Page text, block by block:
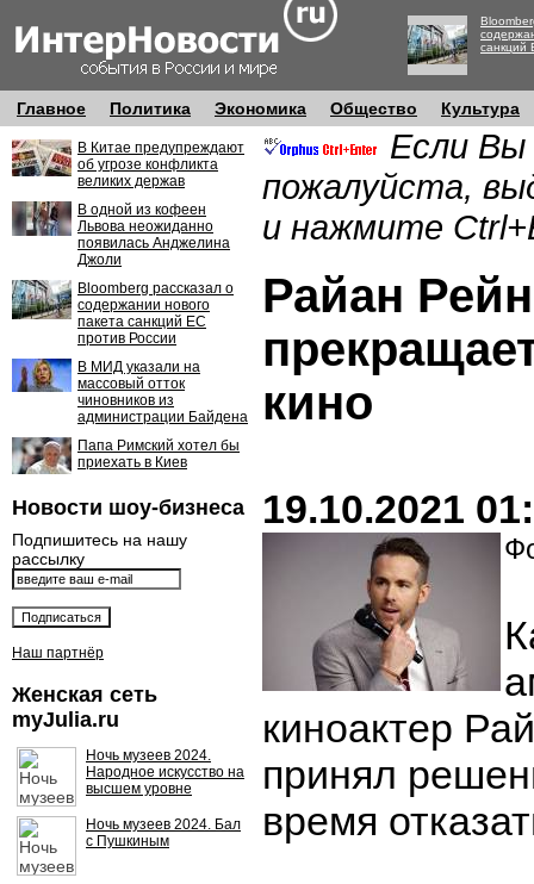
санкций
Главное Политика Экономика Общество Культура
В Китае предупреждают
об угрозе конфликта
великих держав
В одной из кофеен
Львова неожиданно
появилась Анджелина
Джоли
Bloomberg рассказал о
содержании нового
пакета санкций ЕС
против России
В МИД указали на
массовый отток
чиновников из
администрации Байдена
Папа Римский хотел бы
приехать в Киев
Новости шоу-бизнеса
Подпишитесь на нашу
рассылку
Наш партнёр
Женская сеть
myJulia.ru
Ночь музеев 2024.
Народное искусство на
высшем уровне
Ночь музеев 2024. Бал
с Пушкиным
Если Вы
пожалуйста,
и нажмите
Райан
кино
19.10.2021
киноактер
принял
время